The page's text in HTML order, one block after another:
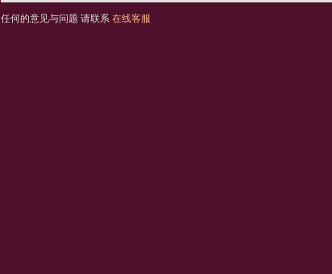
任何的意见与问题 请联系 在线客服